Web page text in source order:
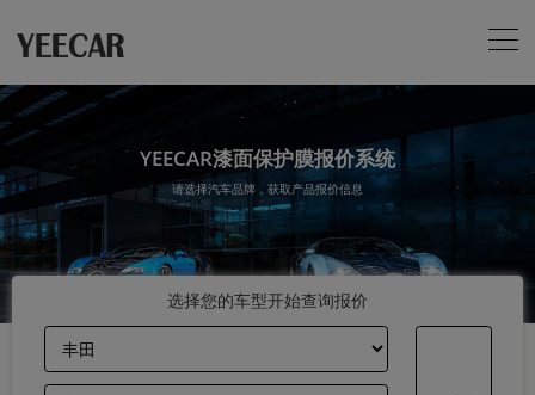
YEECAR漆面保护膜报价系统
请选择汽车品牌，获取产品报价信息
选择您的车型开始查询报价